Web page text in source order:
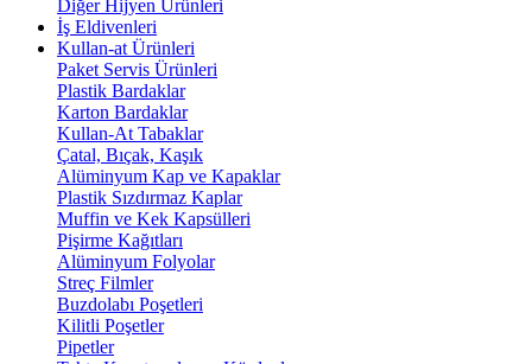
Diğer Hijyen Ürünleri
İş Eldivenleri
Kullan-at Ürünleri
Paket Servis Ürünleri
Plastik Bardaklar
Karton Bardaklar
Kullan-At Tabaklar
Çatal, Bıçak, Kaşık
Alüminyum Kap ve Kapaklar
Plastik Sızdırmaz Kaplar
Muffin ve Kek Kapsülleri
Pişirme Kağıtları
Alüminyum Folyolar
Streç Filmler
Buzdolabı Poşetleri
Kilitli Poşetler
Pipetler